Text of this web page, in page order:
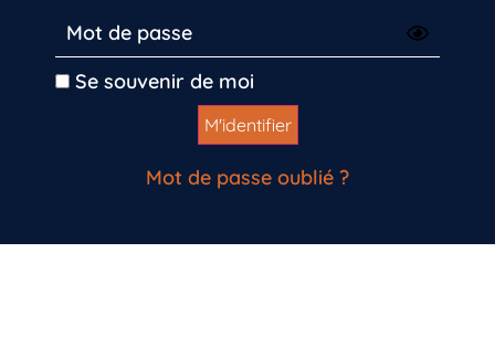
Se souvenir de moi
Mot de passe oublié ?
Inscrivez-vous dès maintenant